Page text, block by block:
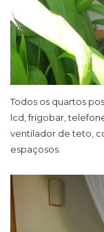
Todos os quartos
lcd, frigobar,
ventilador de teto,
espaçosos.